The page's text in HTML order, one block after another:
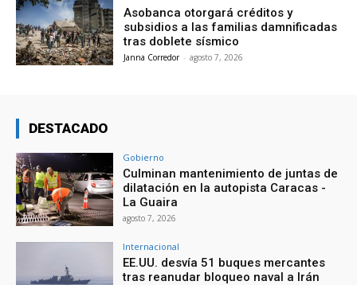
Asobanca otorgará créditos y
subsidios a las familias damnificadas
tras doblete sísmico
Janna Corredor - agosto 7, 2026
DESTACADO
Gobierno
Culminan mantenimiento de juntas de
dilatación en la autopista Caracas -
La Guaira
agosto 7, 2026
Internacional
EE.UU. desvía 51 buques mercantes
tras reanudar bloqueo naval a Irán